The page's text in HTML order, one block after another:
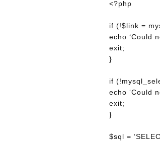
<?php
if (!$link =
echo ‘Could
exit;
}
if
echo ‘Could
exit;
}
$sql =